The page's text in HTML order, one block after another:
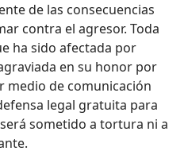
de las consecuencias
contra el agresor. Toda
ha sido afectada por
en su honor por
medio de comunicación
legal gratuita para
sometido a tortura ni a